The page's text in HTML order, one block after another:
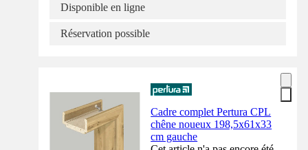
Disponible en ligne
Réservation possible
Cadre complet Pertura CPL
chêne noueux 198,5x61x33
cm gauche